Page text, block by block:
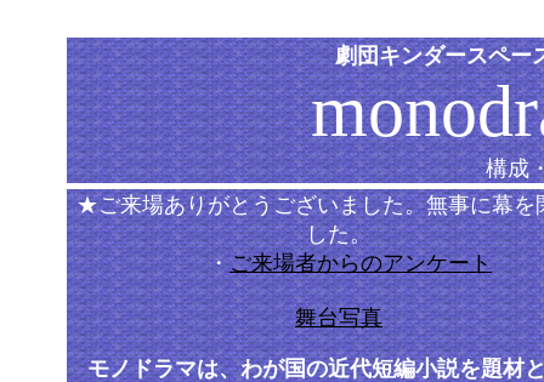
劇団キンダースペー
構成
★ご来場ありがとうございました。無事に幕を
した。
・ご来場者からのアンケート
舞台写真
モノドラマは、わが国の近代短編小説を題材